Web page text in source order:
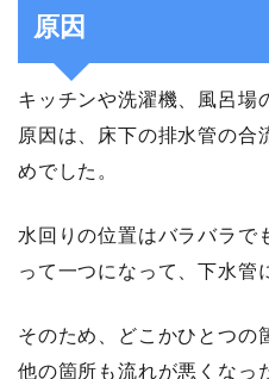
原因
キッチンや洗濯機、風呂場
原因は、床下の排水管の合
めでした。
水回りの位置はバラバラで
って一つになって、下水管
そのため、どこかひとつの
他の箇所も流れが悪くなっ